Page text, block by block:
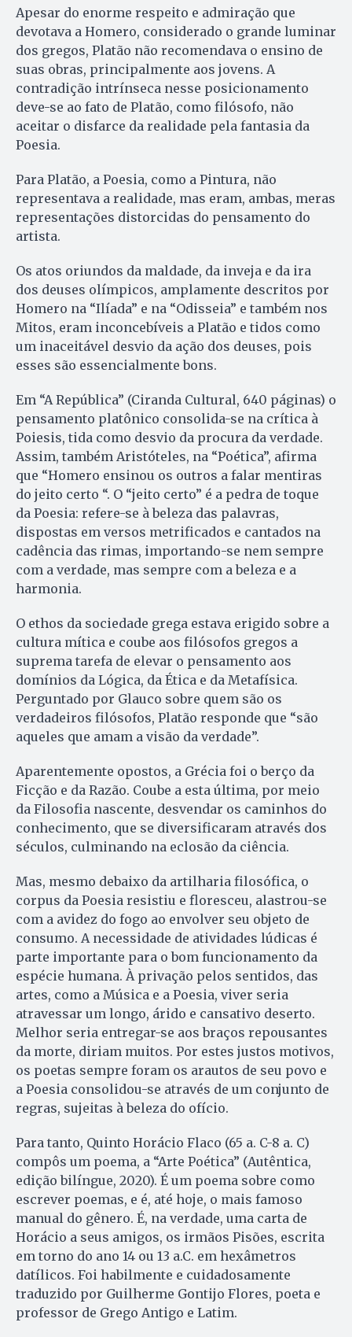
Apesar do enorme respeito e admiração que
devotava a Homero, considerado o grande luminar
dos gregos, Platão não recomendava o ensino de
suas obras, principalmente aos jovens. A
contradição intrínseca nesse posicionamento
deve-se ao fato de Platão, como filósofo, não
aceitar o disfarce da realidade pela fantasia da
Poesia.
Para Platão, a Poesia, como a Pintura, não
representava a realidade, mas eram, ambas, meras
representações distorcidas do pensamento do
artista.
Os atos oriundos da maldade, da inveja e da ira
dos deuses olímpicos, amplamente descritos por
Homero na “Ilíada” e na “Odisseia” e também nos
Mitos, eram inconcebíveis a Platão e tidos como
um inaceitável desvio da ação dos deuses, pois
esses são essencialmente bons.
Em “A República” (Ciranda Cultural, 640 páginas) o
pensamento platônico consolida-se na crítica à
Poiesis, tida como desvio da procura da verdade.
Assim, também Aristóteles, na “Poética”, afirma
que “Homero ensinou os outros a falar mentiras
do jeito certo “. O “jeito certo” é a pedra de toque
da Poesia: refere-se à beleza das palavras,
dispostas em versos metrificados e cantados na
cadência das rimas, importando-se nem sempre
com a verdade, mas sempre com a beleza e a
harmonia.
O ethos da sociedade grega estava erigido sobre a
cultura mítica e coube aos filósofos gregos a
suprema tarefa de elevar o pensamento aos
domínios da Lógica, da Ética e da Metafísica.
Perguntado por Glauco sobre quem são os
verdadeiros filósofos, Platão responde que “são
aqueles que amam a visão da verdade”.
Aparentemente opostos, a Grécia foi o berço da
Ficção e da Razão. Coube a esta última, por meio
da Filosofia nascente, desvendar os caminhos do
conhecimento, que se diversificaram através dos
séculos, culminando na eclosão da ciência.
Mas, mesmo debaixo da artilharia filosófica, o
corpus da Poesia resistiu e floresceu, alastrou-se
com a avidez do fogo ao envolver seu objeto de
consumo. A necessidade de atividades lúdicas é
parte importante para o bom funcionamento da
espécie humana. À privação pelos sentidos, das
artes, como a Música e a Poesia, viver seria
atravessar um longo, árido e cansativo deserto.
Melhor seria entregar-se aos braços repousantes
da morte, diriam muitos. Por estes justos motivos,
os poetas sempre foram os arautos de seu povo e
a Poesia consolidou-se através de um conjunto de
regras, sujeitas à beleza do ofício.
Para tanto, Quinto Horácio Flaco (65 a. C-8 a. C)
compôs um poema, a “Arte Poética” (Autêntica,
edição bilíngue, 2020). É um poema sobre como
escrever poemas, e é, até hoje, o mais famoso
manual do gênero. É, na verdade, uma carta de
Horácio a seus amigos, os irmãos Pisões, escrita
em torno do ano 14 ou 13 a.C. em hexâmetros
datílicos. Foi habilmente e cuidadosamente
traduzido por Guilherme Gontijo Flores, poeta e
professor de Grego Antigo e Latim.